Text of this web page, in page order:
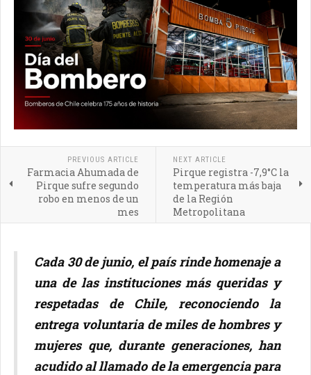
PREVIOUS ARTICLE
Farmacia Ahumada de
Pirque sufre segundo
robo en menos de un
mes
NEXT ARTICLE
Pirque registra -7,9°C la
temperatura más baja
de la Región
Metropolitana
Cada 30 de junio, el país rinde homenaje a
una de las instituciones más queridas y
respetadas de Chile, reconociendo la
entrega voluntaria de miles de hombres y
mujeres que, durante generaciones, han
acudido al llamado de la emergencia para